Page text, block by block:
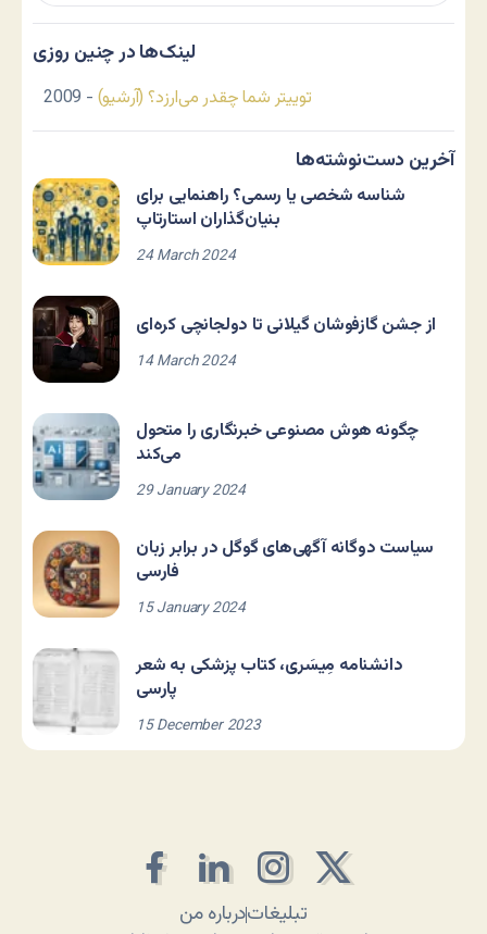
لینک‌ها در چنین روزی
توییتر شما چقدر می‌ارزد؟ (آرشیو) - 2009
آخرین دست‌نوشته‌ها
شناسه شخصی یا رسمی؟ راهنمایی برای
بنیان‌گذاران استارتاپ
24 March 2024
از جشن گازفوشان گیلانی تا دولجانچی کره‌ای
14 March 2024
چگونه هوش مصنوعی خبرنگاری را متحول
می‌کند
29 January 2024
سیاست دوگانه آگهی‌های گوگل در برابر زبان
فارسی
15 January 2024
دانشنامه مِیسَری، کتاب پزشکی به شعر
پارسی
15 December 2023
درباره منتبلیغات